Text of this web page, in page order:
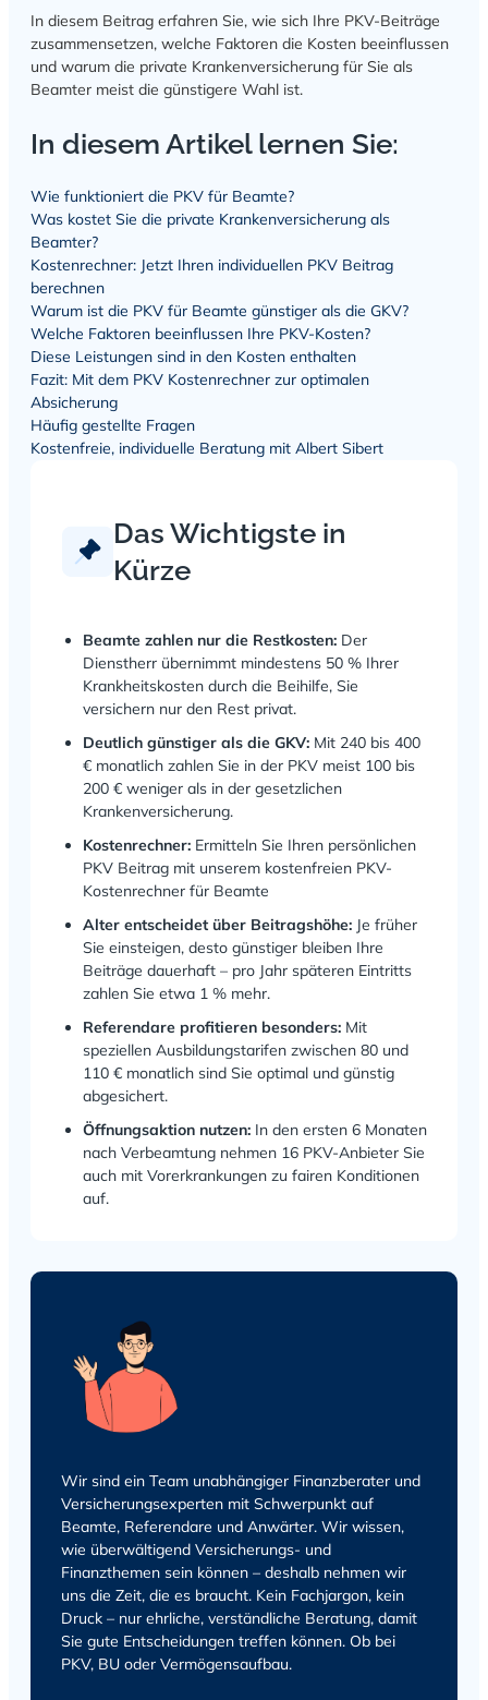
In diesem Beitrag erfahren Sie, wie sich Ihre PKV-Beiträge
zusammensetzen, welche Faktoren die Kosten beeinflussen
und warum die private Krankenversicherung für Sie als
Beamter meist die günstigere Wahl ist.
In diesem Artikel lernen Sie:
Wie funktioniert die PKV für Beamte?
Was kostet Sie die private Krankenversicherung als
Beamter?
Kostenrechner: Jetzt Ihren individuellen PKV Beitrag
berechnen
Warum ist die PKV für Beamte günstiger als die GKV?
Welche Faktoren beeinflussen Ihre PKV-Kosten?
Diese Leistungen sind in den Kosten enthalten
Fazit: Mit dem PKV Kostenrechner zur optimalen
Absicherung
Häufig gestellte Fragen
Kostenfreie, individuelle Beratung mit Albert Sibert
Das Wichtigste in
Kürze
Beamte zahlen nur die Restkosten: Der
Dienstherr übernimmt mindestens 50 % Ihrer
Krankheitskosten durch die Beihilfe, Sie
versichern nur den Rest privat.
Deutlich günstiger als die GKV: Mit 240 bis 400
€ monatlich zahlen Sie in der PKV meist 100 bis
200 € weniger als in der gesetzlichen
Krankenversicherung.
Kostenrechner: Ermitteln Sie Ihren persönlichen
PKV Beitrag mit unserem kostenfreien PKV-
Kostenrechner für Beamte
Alter entscheidet über Beitragshöhe: Je früher
Sie einsteigen, desto günstiger bleiben Ihre
Beiträge dauerhaft – pro Jahr späteren Eintritts
zahlen Sie etwa 1 % mehr.
Referendare profitieren besonders: Mit
speziellen Ausbildungstarifen zwischen 80 und
110 € monatlich sind Sie optimal und günstig
abgesichert.
Öffnungsaktion nutzen: In den ersten 6 Monaten
nach Verbeamtung nehmen 16 PKV-Anbieter Sie
auch mit Vorerkrankungen zu fairen Konditionen
auf.
Wir sind ein Team unabhängiger Finanzberater und
Versicherungsexperten mit Schwerpunkt auf
Beamte, Referendare und Anwärter. Wir wissen,
wie überwältigend Versicherungs- und
Finanzthemen sein können – deshalb nehmen wir
uns die Zeit, die es braucht. Kein Fachjargon, kein
Druck – nur ehrliche, verständliche Beratung, damit
Sie gute Entscheidungen treffen können. Ob bei
PKV, BU oder Vermögensaufbau.